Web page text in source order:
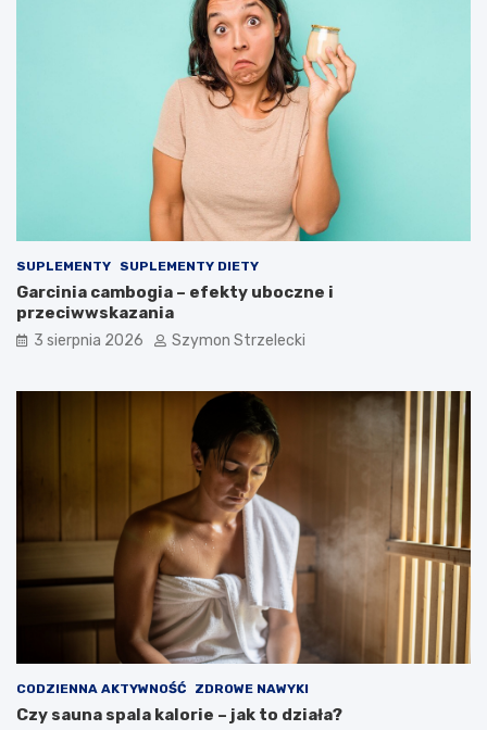
SUPLEMENTY SUPLEMENTY DIETY
Garcinia cambogia – efekty uboczne i
przeciwwskazania
3 sierpnia 2026 Szymon Strzelecki
CODZIENNA AKTYWNOŚĆ ZDROWE NAWYKI
Czy sauna spala kalorie – jak to działa?